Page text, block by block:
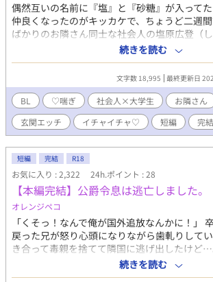
偶然互いの名前に『塩』と『砂糖』が入って
仲良くなったのがキッカケで、ちょうど二週
ばかりのお隣さん同士な社会人の塩原広登（
ん二十七歳と大学生の砂川糖斗（すなかわと
の、とある平日アパート玄関先でのらぶらぶ
ーリー♡ ちなみに『おかえりっくす♡』とは
登さんっオレとせっくすしよっ♡』という言
んのいわゆる造語だったりしますです笑♪ そ
うとりますが、この二人中盤からなんか気づい
てされての新婚夫婦（仮）へとパワーアップし
ので、そこのところもどうかご了承くださ
ロもので、♡（ハート）喘ぎ満載です。 ※
小説用フリー素材にて、『やまなし』様からお
りがとうございます！
続きを読む
文字数 18,995 最終更新日
BL ♡喘ぎ 社会人×大学生 お隣さん
玄関エッチ
イチャイチャ♡ 短編 完結
短編 完結 R18
お気に入り : 2,322 24h.ポイント : 28
【本編完結】公爵令息は逃亡しました。
オレンジペコ
「くそっ！なんで俺が国外追放なんかに！」
戻った兄が怒り心頭になりながら歯軋りして
き合って毒親を捨てて隣国に逃げ出したけど
と思っていた第二王子と、友人兼セフレだと思
のすれ違いのお話。 ※本編完結済みです。
続きを読む